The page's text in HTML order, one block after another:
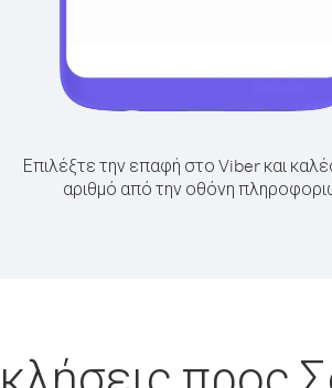
Επιλέξτε την επαφή στο Viber και
αριθμό από την οθόνη